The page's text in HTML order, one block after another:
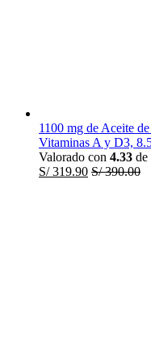
1100 mg de Aceite
Vitaminas A y D3,
Valorado con 4.33 de
S/319.90 S/390.00